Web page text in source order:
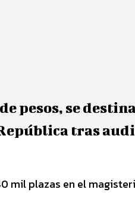
pesos, se
tras
mil plazas en el